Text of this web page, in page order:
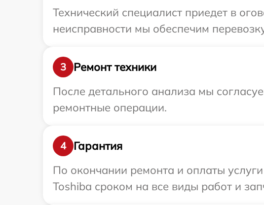
Технический специалист приедет в
неисправности мы обеспечим
3
Ремонт техники
После детального анализа мы
ремонтные операции.
4
Гарантия
По окончании ремонта и оплаты
Toshiba сроком на все виды работ и